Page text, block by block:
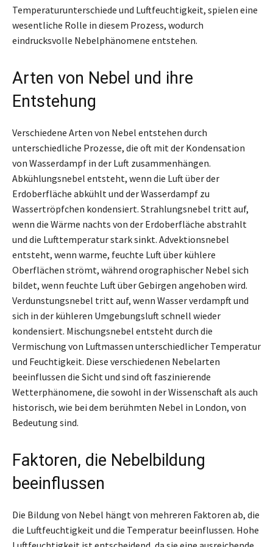
Temperaturunterschiede und Luftfeuchtigkeit, spielen eine
wesentliche Rolle in diesem Prozess, wodurch
eindrucksvolle Nebelphänomene entstehen.
Arten von Nebel und ihre
Entstehung
Verschiedene Arten von Nebel entstehen durch
unterschiedliche Prozesse, die oft mit der Kondensation
von Wasserdampf in der Luft zusammenhängen.
Abkühlungsnebel entsteht, wenn die Luft über der
Erdoberfläche abkühlt und der Wasserdampf zu
Wassertröpfchen kondensiert. Strahlungsnebel tritt auf,
wenn die Wärme nachts von der Erdoberfläche abstrahlt
und die Lufttemperatur stark sinkt. Advektionsnebel
entsteht, wenn warme, feuchte Luft über kühlere
Oberflächen strömt, während orographischer Nebel sich
bildet, wenn feuchte Luft über Gebirgen angehoben wird.
Verdunstungsnebel tritt auf, wenn Wasser verdampft und
sich in der kühleren Umgebungsluft schnell wieder
kondensiert. Mischungsnebel entsteht durch die
Vermischung von Luftmassen unterschiedlicher Temperatur
und Feuchtigkeit. Diese verschiedenen Nebelarten
beeinflussen die Sicht und sind oft faszinierende
Wetterphänomene, die sowohl in der Wissenschaft als auch
historisch, wie bei dem berühmten Nebel in London, von
Bedeutung sind.
Faktoren, die Nebelbildung
beeinflussen
Die Bildung von Nebel hängt von mehreren Faktoren ab, die
die Luftfeuchtigkeit und die Temperatur beeinflussen. Hohe